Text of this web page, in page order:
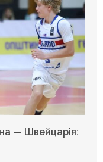
— Швейцарія: